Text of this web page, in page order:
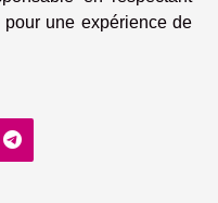
une expérience de